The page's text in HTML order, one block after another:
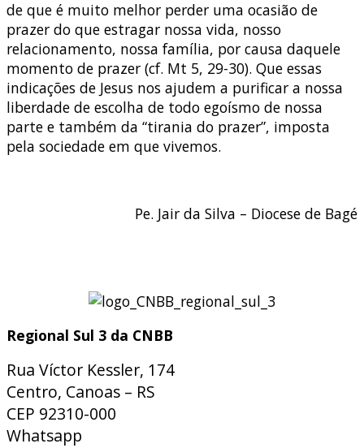
de que é muito melhor perder uma ocasião de
prazer do que estragar nossa vida, nosso
relacionamento, nossa família, por causa daquele
momento de prazer (cf. Mt 5, 29-30). Que essas
indicações de Jesus nos ajudem a purificar a nossa
liberdade de escolha de todo egoísmo de nossa
parte e também da “tirania do prazer”, imposta
pela sociedade em que vivemos.
Pe. Jair da Silva – Diocese de Bagé
Regional Sul 3 da CNBB
Rua Víctor Kessler, 174
Centro, Canoas – RS
CEP 92310-000
Whatsapp